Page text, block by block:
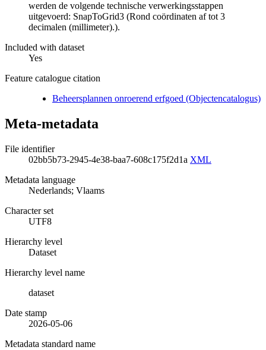
werden de volgende technische verwerkingsstappen
uitgevoerd: SnapToGrid3 (Rond coördinaten af tot 3
decimalen (millimeter).).
Included with dataset
Yes
Feature catalogue citation
Beheersplannen onroerend erfgoed (Objectencatalogus)
Meta-metadata
File identifier
02bb5b73-2945-4e38-baa7-608c175f2d1a XML
Metadata language
Nederlands; Vlaams
Character set
UTF8
Hierarchy level
Dataset
Hierarchy level name
dataset
Date stamp
2026-05-06
Metadata standard name